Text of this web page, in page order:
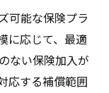
可能な保険プラ
に応じて、最適
ない保険加入が
応する補償範囲